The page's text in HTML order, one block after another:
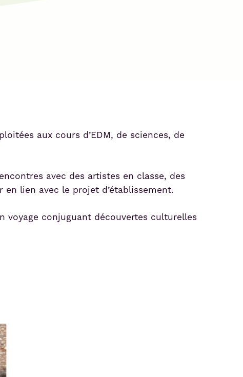
aux cours d’EDM, de sciences, de
avec des artistes en classe, des
lien avec le projet d’établissement.
voyage conjuguant découvertes culturelles